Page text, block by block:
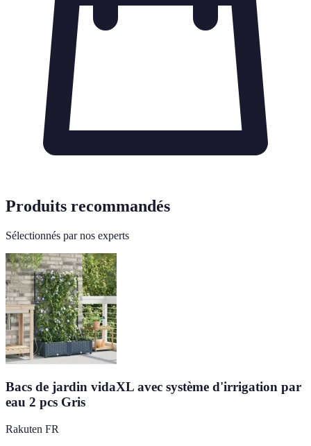
Produits recommandés
Sélectionnés par nos experts
Bacs de jardin vidaXL avec système d'irrigation par
eau 2 pcs Gris
Rakuten FR